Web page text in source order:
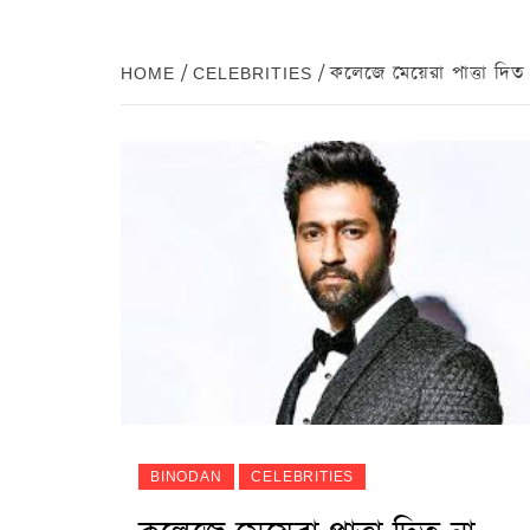
HOME CELEBRITIES কলেজে মেয়েরা পাত্তা দিত
BINODAN CELEBRITIES